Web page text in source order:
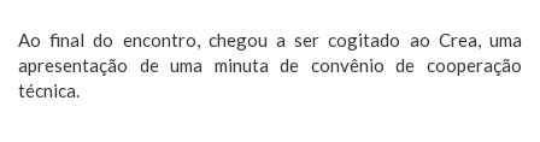
Ao final do encontro, chegou a ser cogitado ao Crea, uma
apresentação de uma minuta de convênio de cooperação
técnica.